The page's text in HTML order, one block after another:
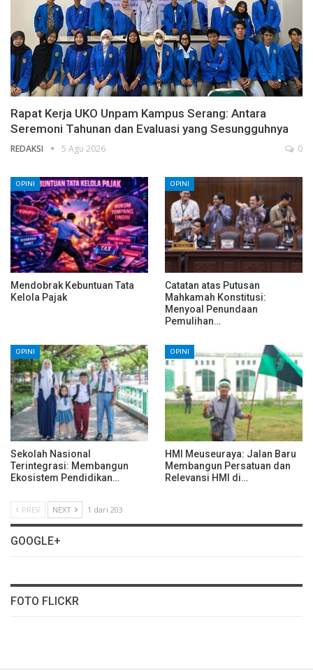
Rapat Kerja UKO Unpam Kampus Serang: Antara
Seremoni Tahunan dan Evaluasi yang Sesungguhnya
REDAKSI 5 Agu 2026 0
OPINI
Mendobrak Kebuntuan Tata
Kelola Pajak
OPINI
Catatan atas Putusan
Mahkamah Konstitusi:
Menyoal Penundaan
Pemulihan…
OPINI
Sekolah Nasional
Terintegrasi: Membangun
Ekosistem Pendidikan…
OPINI
HMI Meuseuraya: Jalan Baru
Membangun Persatuan dan
Relevansi HMI di…
PREV NEXT 1 dari 203
GOOGLE+
FOTO FLICKR